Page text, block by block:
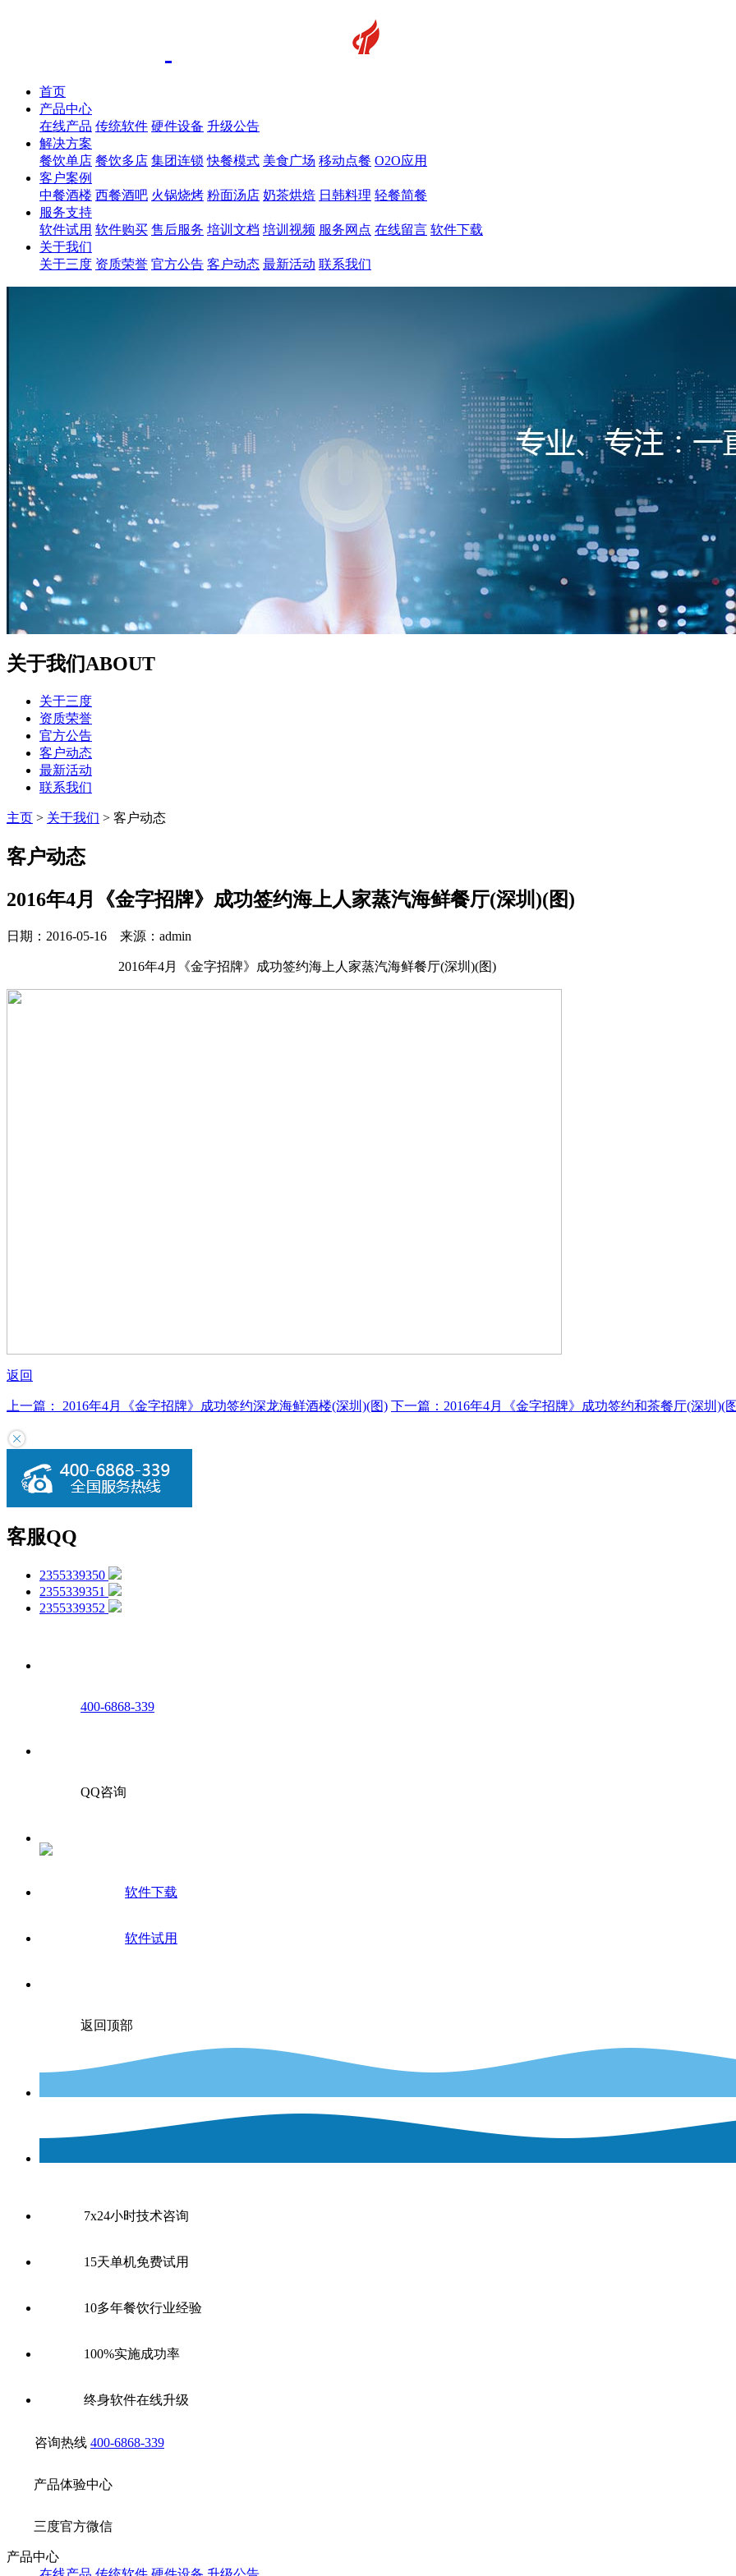
首页
产品中心
在线产品 传统软件 硬件设备 升级公告
解决方案
餐饮单店 餐饮多店 集团连锁 快餐模式 美食广场 移动点餐 O2O应用
客户案例
中餐酒楼 西餐酒吧 火锅烧烤 粉面汤店 奶茶烘焙 日韩料理 轻餐简餐
服务支持
软件试用 软件购买 售后服务 培训文档 培训视频 服务网点 在线留言 软件下载
关于我们
关于三度 资质荣誉 官方公告 客户动态 最新活动 联系我们
关于我们ABOUT
关于三度
资质荣誉
官方公告
客户动态
最新活动
联系我们
主页 > 关于我们 > 客户动态
客户动态
2016年4月《金字招牌》成功签约海上人家蒸汽海鲜餐厅(深圳)(图)
日期：2016-05-16 来源：admin
2016年4月《金字招牌》成功签约海上人家蒸汽海鲜餐厅(深圳)(图)
返回
上一篇： 2016年4月《金字招牌》成功签约深龙海鲜酒楼(深圳)(图) 下一篇：2016年4月《金字招牌》成功签约和茶餐厅(深圳)(
客服QQ
2355339350
2355339351
2355339352
400-6868-339
QQ咨询
软件下载
软件试用
返回顶部
7x24小时技术咨询
15天单机免费试用
10多年餐饮行业经验
100%实施成功率
终身软件在线升级
咨询热线 400-6868-339
产品体验中心
三度官方微信
产品中心